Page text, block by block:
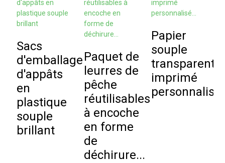
Sacs
d'emballage
d'appâts
en
plastique
souple
brillant
Paquet de
leurres de
pêche
réutilisables
à encoche
en forme
de
déchirure...
Papier
souple
transparent
imprimé